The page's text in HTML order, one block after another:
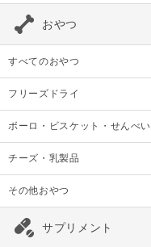
おやつ
すべてのおやつ
フリーズドライ
ボーロ・ビスケット・せんべい
チーズ・乳製品
その他おやつ
サプリメント